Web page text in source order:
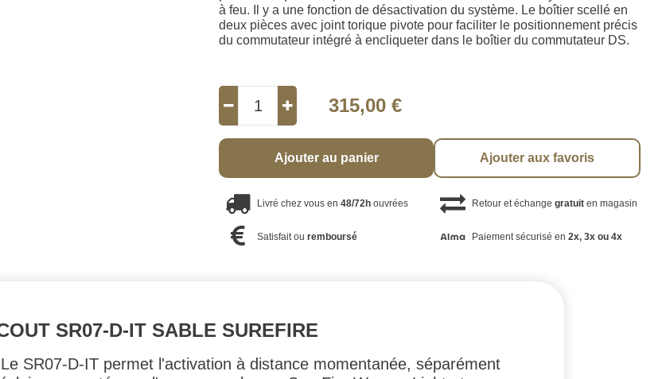
à feu. Il y a une fonction de désactivation du système. Le boîtier scellé en
deux pièces avec joint torique pivote pour faciliter le positionnement précis
du commutateur intégré à encliqueter dans le boîtier du commutateur DS.
315,00 €
Ajouter au panier Ajouter aux favoris
Livré chez vous en48/72h ouvrées Retour et échange gratuiten magasin
Satisfait ouremboursé Paiement sécurisé en 2x, 3x ou 4x
SR07-D-IT SABLE SUREFIRE
SR07-D-IT permet l'activation à distance momentanée, séparément